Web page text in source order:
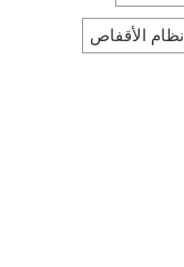
نظام الأقفاص